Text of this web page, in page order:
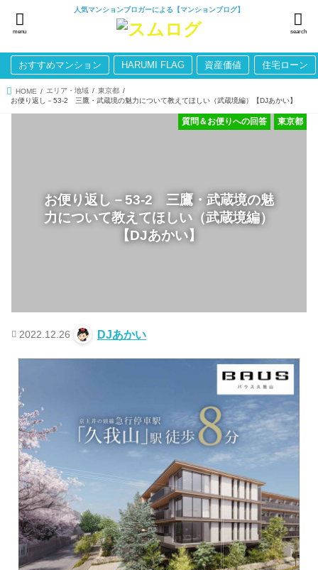
人気マンションブロガーによる【マンションブログ】
search
menu
おすすめマンション HARUMI FLAG 資産価値 住宅ローン
HOME エリア・地域
東京都
お便り返し－53-2 三鷹・武蔵境の魅力について教えてほしい（武蔵境編）【DJあかい】
お便り返し－53-2 三鷹・武蔵境の魅
力について教えてほしい（武蔵境編）
【DJあかい】
東京都
質問＆お便りへの回答
2022.12.26 DJあかい